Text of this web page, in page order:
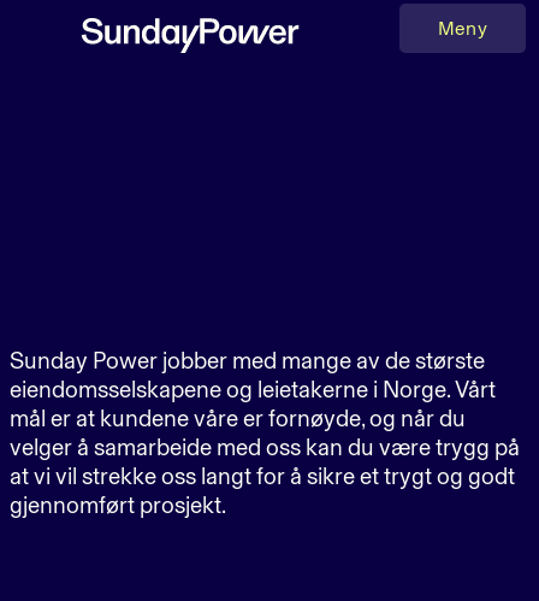
Meny
Sunday Power jobber med mange av de største
eiendomsselskapene og leietakerne i Norge. Vårt
mål er at kundene våre er fornøyde, og når du
velger å samarbeide med oss kan du være trygg på
at vi vil strekke oss langt for å sikre et trygt og godt
gjennomført prosjekt.